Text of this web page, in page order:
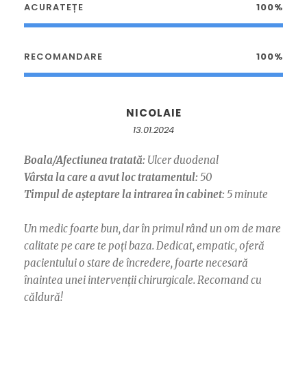
ACURATEȚE 100%
RECOMANDARE 100%
NICOLAIE
13.01.2024
Boala/Afectiunea tratată: Ulcer duodenal
Vârsta la care a avut loc tratamentul: 50
Timpul de așteptare la intrarea în cabinet: 5 minute
Un medic foarte bun, dar în primul rând un om de mare
calitate pe care te poți baza. Dedicat, empatic, oferă
pacientului o stare de încredere, foarte necesară
înaintea unei intervenții chirurgicale. Recomand cu
căldură!